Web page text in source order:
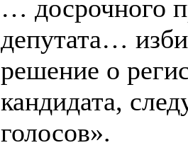
… досрочного
депутата…
решение о
кандидата,
голосов».